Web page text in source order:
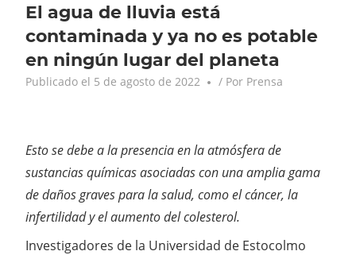
El agua de lluvia está
contaminada y ya no es potable
en ningún lugar del planeta
Publicado el 5 de agosto de 2022 / Por Prensa
Esto se debe a la presencia en la atmósfera de
sustancias químicas asociadas con una amplia gama
de daños graves para la salud, como el cáncer, la
infertilidad y el aumento del colesterol.
Investigadores de la Universidad de Estocolmo